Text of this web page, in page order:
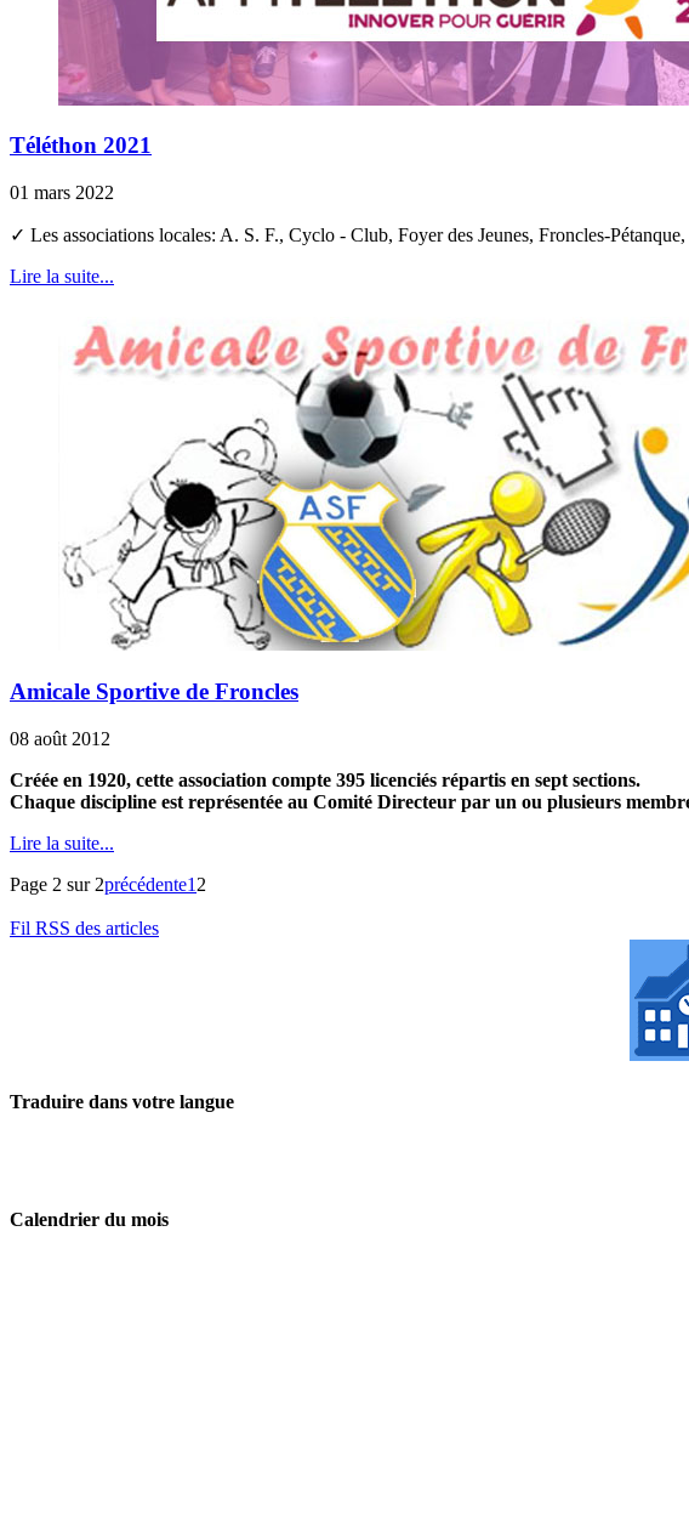
Téléthon 2021
01 mars 2022
✓ Les associations locales: A. S. F., Cyclo - Club, Foyer des Jeunes, Froncles-
Lire la suite...
Amicale Sportive de Froncles
08 août 2012
Créée en 1920, cette association compte 395 licenciés répartis en sept sections.
Chaque discipline est représentée au Comité Directeur par un ou plusieurs
Lire la suite...
Page 2 sur 2précédente1 2
Fil RSS des articles
Traduire dans votre langue
Calendrier du mois